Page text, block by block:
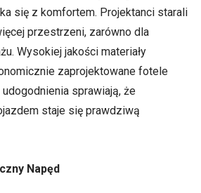
się z komfortem. Projektanci starali
przestrzeni, zarówno dla
Wysokiej jakości materiały
zaprojektowane fotele
sprawiają, że
staje się prawdziwą
Napęd